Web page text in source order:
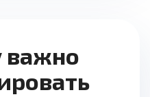
важно